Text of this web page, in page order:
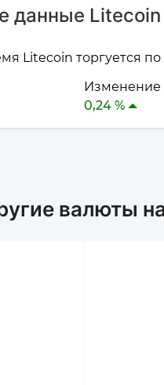
данные Litecoin
Litecoin торгуется
Изменение
0,24 %
валюты